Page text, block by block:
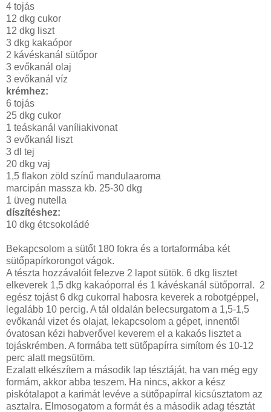
4 tojás
12 dkg cukor
12 dkg liszt
3 dkg kakaópor
2 kávéskanál sütőpor
3 evőkanál olaj
3 evőkanál víz
krémhez:
6 tojás
25 dkg cukor
1 teáskanál vaníliakivonat
3 evőkanál liszt
3 dl tej
20 dkg vaj
1,5 flakon zöld színű mandulaaroma
marcipán massza kb. 25-30 dkg
1 üveg nutella
díszítéshez:
10 dkg étcsokoládé
Bekapcsolom a sütőt 180 fokra és a tortaformába két
sütőpapírkorongot vágok.
A tészta hozzávalóit felezve 2 lapot sütök. 6 dkg lisztet
elkeverek 1,5 dkg kakaóporral és 1 kávéskanál sütőporral. 2
egész tojást 6 dkg cukorral habosra keverek a robotgéppel,
legalább 10 percig. A tál oldalán belecsurgatom a 1,5-1,5
evőkanál vizet és olajat, lekapcsolom a gépet, innentől
óvatosan kézi habverővel keverem el a kakaós lisztet a
tojáskrémben. A formába tett sütőpapírra simítom és 10-12
perc alatt megsütöm.
Ezalatt elkészítem a második lap tésztáját, ha van még egy
formám, akkor abba teszem. Ha nincs, akkor a kész
piskótalapot a karimát levéve a sütőpapírral kicsúsztatom az
asztalra. Elmosogatom a formát és a második adag tésztát